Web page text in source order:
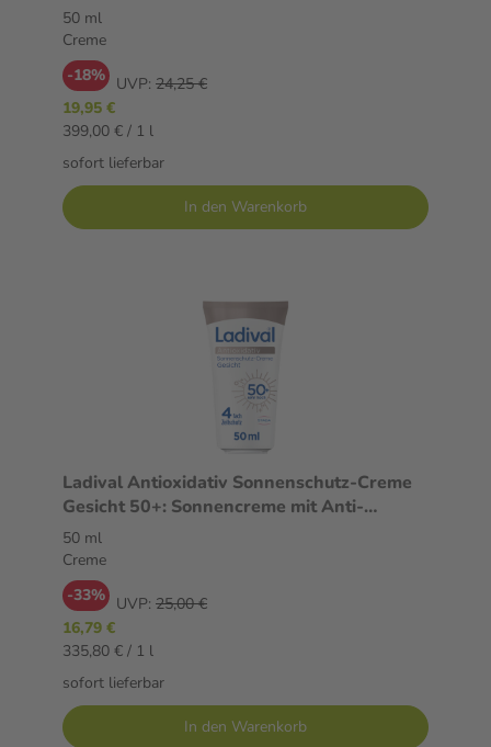
50 ml
Creme
-18% UVP: 24,25 €
19,95 €
399,00 € / 1 l
sofort lieferbar
In den Warenkorb
Ladival Antioxidativ Sonnenschutz-Creme
Gesicht 50+: Sonnencreme mit Anti-
Pollution-Komplex aus Vitamin C & E, mit 4-
fach Zellschutz, schweißresistent, 50ml
50 ml
Creme
-33% UVP: 25,00 €
16,79 €
335,80 € / 1 l
sofort lieferbar
In den Warenkorb